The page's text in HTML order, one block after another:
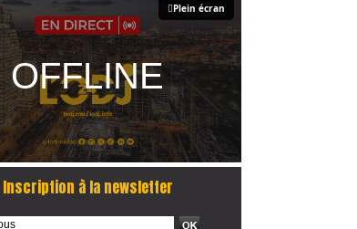
Plein écran
Inscription à la newsletter